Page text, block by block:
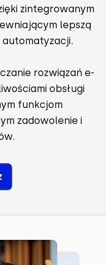
zintegrowanym
lepszą
automatyzacji.
rozwiązań e-
obsługi
funkcjom
zadowolenie i